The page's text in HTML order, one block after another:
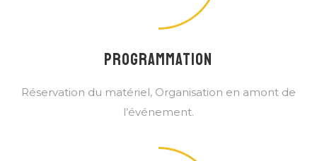
PROGRAMMATION
Réservation du matériel, Organisation en amont de
l’événement.